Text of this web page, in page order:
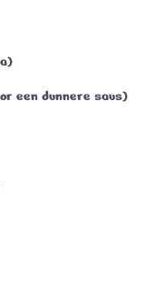
een dunnere saus)